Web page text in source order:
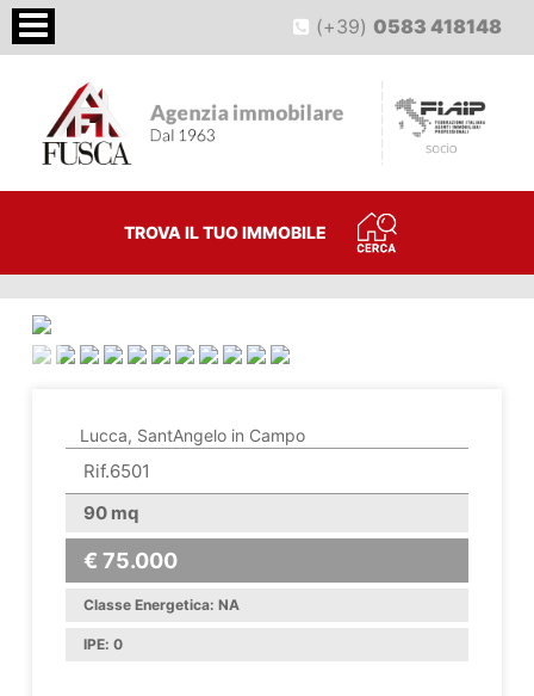
(+39)0583 418148
TROVA IL TUO IMMOBILE
Lucca, SantAngelo in Campo
Rif.6501
90 mq
€ 75.000
Classe Energetica: NA
IPE: 0